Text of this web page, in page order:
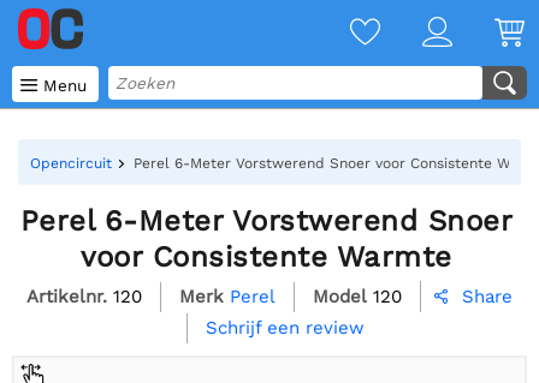
 Menu
Opencircuit Perel 6-Meter Vorstwerend Snoer voor Consistente
Perel 6-Meter Vorstwerend Snoer
voor Consistente Warmte
Artikelnr. 120 Merk Perel Model 120 
Share
Schrijf een review